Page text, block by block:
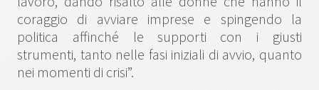
coraggio di avviare imprese e spingendo la
politica affinché le supporti con i giusti
strumenti, tanto nelle fasi iniziali di avvio, quanto
nei momenti di crisi”.